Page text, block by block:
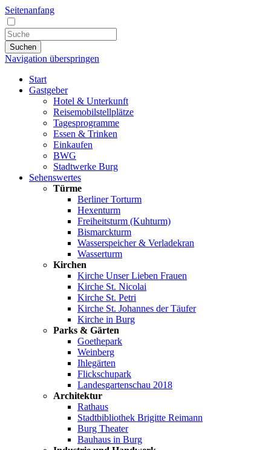
Seitenanfang
Suchen
Navigation überspringen
Start
Gastgeber
Hotel & Unterkunft
Reisemobilstellplätze
Tagesprogramme
Essen & Trinken
Einkaufen
BWG
Stadtwerke Burg
Sehenswertes
Türme
Berliner Torturm
Hexenturm
Freiheitsturm (Kuhturm)
Bismarckturm
Wasserspeicher & Verladekran
Wasserturm
Kirchen
Kirche Unser Lieben Frauen
Kirche St. Nicolai
Kirche St. Petri
Kirche St. Johannes der Täufer
Kirche in Burg
Parks & Gärten
Goethepark
Weinberg
Ihlegärten
Flickschupark
Landesgartenschau 2018
Architektur
Rathaus
Stadtbibliothek Brigitte Reimann
Burg Theater
Bauhaus in Burg